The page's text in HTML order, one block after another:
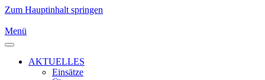
Zum Hauptinhalt springen
Menü
AKTUELLES
Einsätze